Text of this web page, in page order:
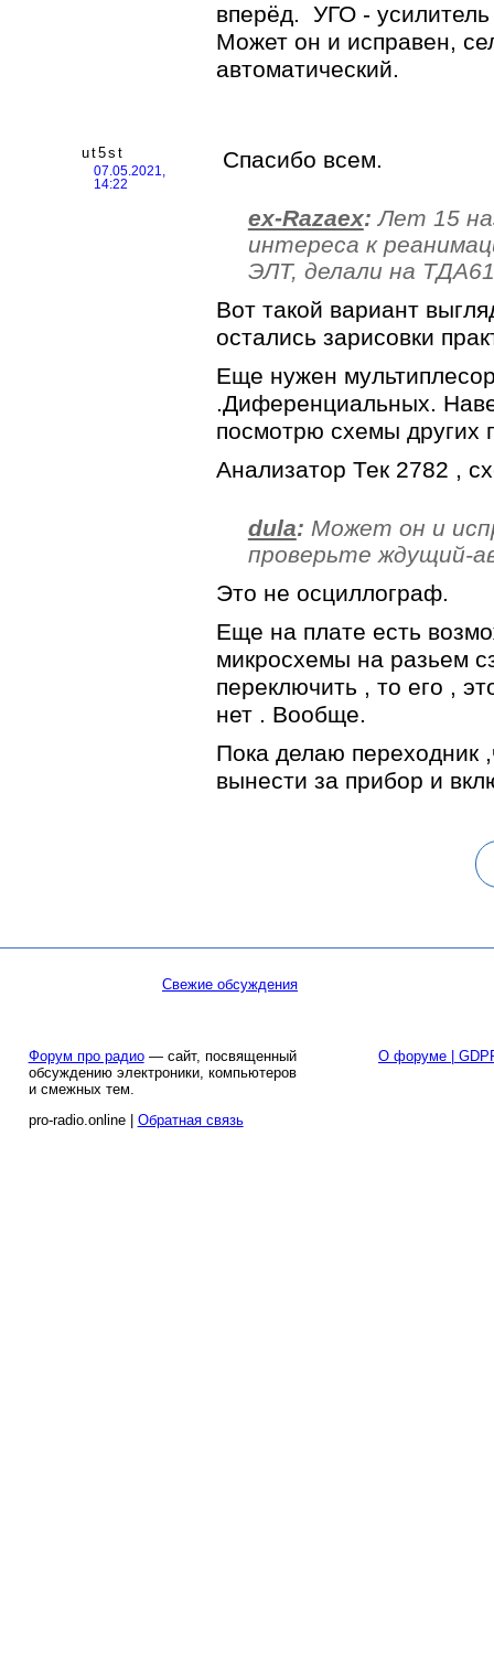
вперёд. УГО -
Может он и исправен,
автоматический.
ut5st
07.05.2021,
14:22
Спасибо всем.
ex-Razaex: Лет 15
интереса к
ЭЛТ, делали на
Вот такой вариант
остались зарисовки
Еще нужен
.Диференциальных.
посмотрю схемы других
Анализатор Тек 2782 ,
dula: Может он и
проверьте ждущий-
Это не осциллограф.
Еще на плате есть
микросхемы на разьем
переключить , то его ,
нет . Вообще.
Пока делаю переходник
вынести за прибор и
Свежие обсуждения
Форум про радио— сайт, посвященный
обсуждению электроники, компьютеров
и смежных тем.
pro-radio.online | Обратная связь
О форуме |